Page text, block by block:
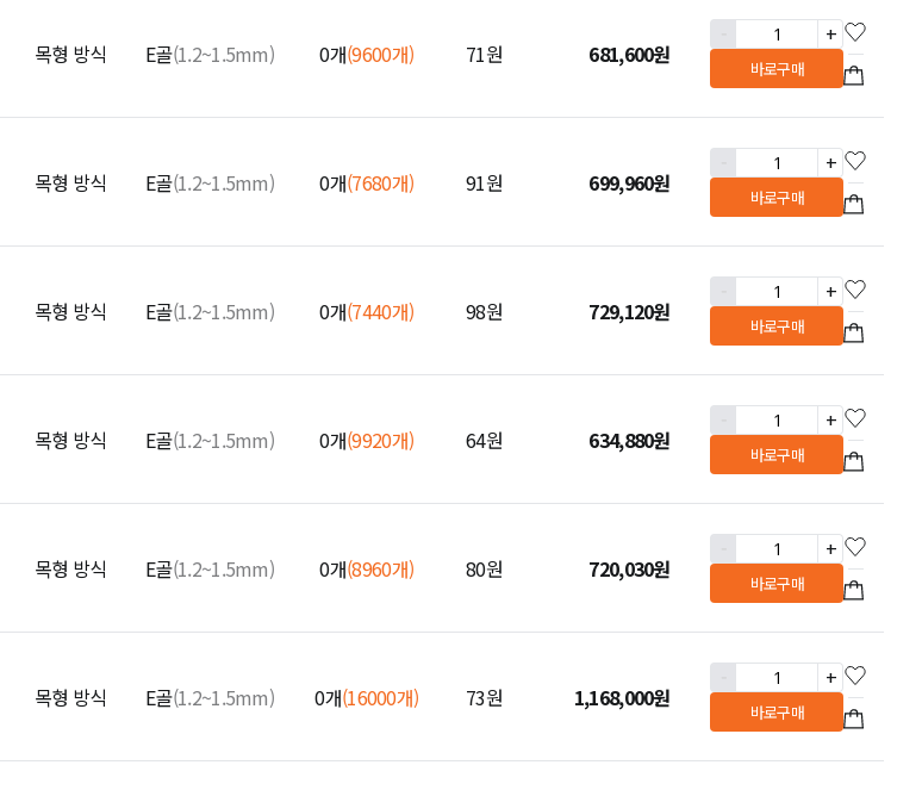
목형 방식 E골(1.2~1.5mm) 0개(9600개) 71원 681,600원
+
바로구매
목형 방식 E골(1.2~1.5mm) 0개(7680개) 91원 699,960원
+
바로구매
목형 방식 E골(1.2~1.5mm) 0개(7440개) 98원 729,120원
+
바로구매
목형 방식 E골(1.2~1.5mm) 0개(9920개) 64원 634,880원
+
바로구매
목형 방식 E골(1.2~1.5mm) 0개(8960개) 80원 720,030원
+
바로구매
목형 방식 E골(1.2~1.5mm) 0개(16000개) 73원 1,168,000원
+
바로구매